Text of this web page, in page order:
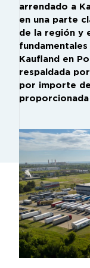
arrendado a
en una parte
de la región y
Kaufland en
respaldada
por importe